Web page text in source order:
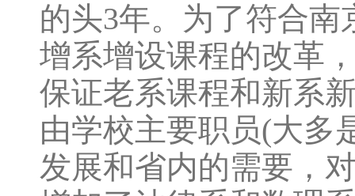
的头3年。为了符合
增系增设课程的改革
保证老系课程和新系
由学校主要职员(大多
发展和省内的需要，